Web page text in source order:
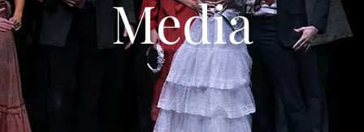
Media